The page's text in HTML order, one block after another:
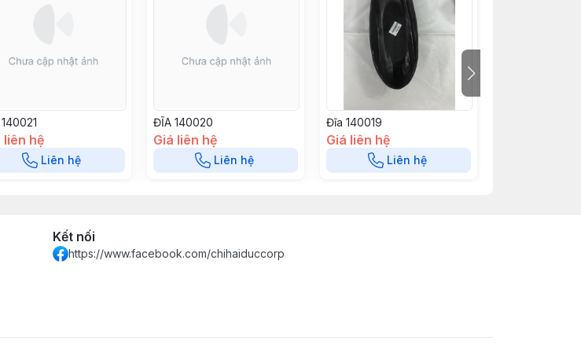
liên hệ
Liên hệ
ĐĨA 140020
Giá liên hệ
Liên hệ
Đĩa 140019
Giá liên hệ
Liên hệ
Kết nối
https://www.facebook.com/chihaiduccorp